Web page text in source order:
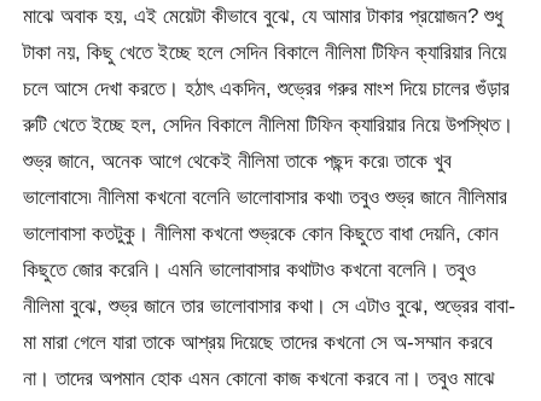
মাঝে অবাক হয়, এই মেয়েটা কীভাবে বুঝে, যে আমার টাকার প্রয়োজন? শুধু
টাকা নয়, কিছু খেতে ইচ্ছে হলে সেদিন বিকালে নীলিমা টিফিন ক্যারিয়ার নিয়ে
চলে আসে দেখা করতে। হঠাৎ একদিন, শুভ্রের গরুর মাংশ দিয়ে চালের গুঁড়ার
রুটি খেতে ইচ্ছে হল, সেদিন বিকালে নীলিমা টিফিন ক্যারিয়ার নিয়ে উপস্থিত।
শুভ্র জানে, অনেক আগে থেকেই নীলিমা তাকে পছন্দ করে৷ তাকে খুব
ভালোবাসে৷ নীলিমা কখনো বলেনি ভালোবাসার কথা৷ তবুও শুভ্র জানে নীলিমার
ভালোবাসা কতটুকু। নীলিমা কখনো শুভ্রকে কোন কিছুতে বাধা দেয়নি, কোন
কিছুতে জোর করেনি। এমনি ভালোবাসার কথাটাও কখনো বলেনি। তবুও
নীলিমা বুঝে, শুভ্র জানে তার ভালোবাসার কথা। সে এটাও বুঝে, শুভ্রের বাবা-
মা মারা গেলে যারা তাকে আশ্রয় দিয়েছে তাদের কখনো সে অ-সম্মান করবে
না। তাদের অপমান হোক এমন কোনো কাজ কখনো করবে না। তবুও মাঝে